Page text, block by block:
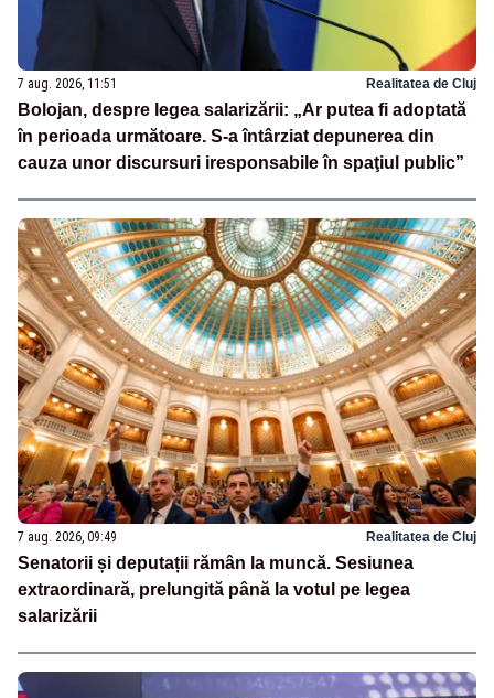
7 aug. 2026, 11:51 Realitatea de Cluj
Bolojan, despre legea salarizării: „Ar putea fi adoptată
în perioada următoare. S-a întârziat depunerea din
cauza unor discursuri iresponsabile în spaţiul public”
7 aug. 2026, 09:49 Realitatea de Cluj
Senatorii și deputații rămân la muncă. Sesiunea
extraordinară, prelungită până la votul pe legea
salarizării